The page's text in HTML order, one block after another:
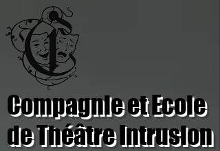
Compagnie et Ecole
de Théâtre Intrusion